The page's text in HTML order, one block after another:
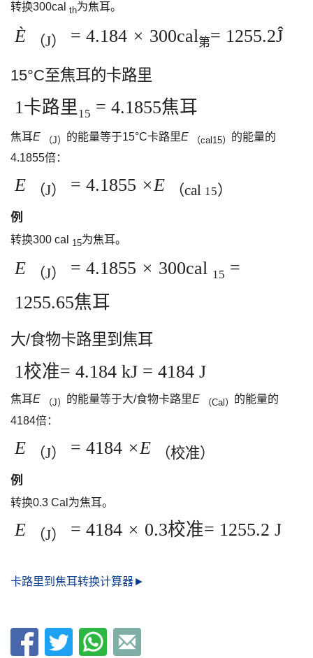
转换300cal th为焦耳。
È （J） = 4.184 × 300cal第= 1255.2Ĵ
15°C至焦耳的卡路里
1卡路里 15 = 4.1855焦耳
焦耳E （J） 的能量等于15°C卡路里E （cal15） 的能量的
4.1855倍：
E （J） = 4.1855 ×E （cal 15）
例
转换300 cal 15为焦耳。
E （J） = 4.1855 × 300cal 15 =
1255.65焦耳
大/食物卡路里到焦耳
1校准= 4.184 kJ = 4184 J
焦耳E （J） 的能量等于大/食物卡路里E （Cal） 的能量的
4184倍：
E （J） = 4184 ×E （校准）
例
转换0.3 Cal为焦耳。
E （J） = 4184 × 0.3校准= 1255.2 J
卡路里到焦耳转换计算器►